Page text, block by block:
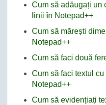
Cum să adăugați un
linii în Notepad++
Cum să mărești
Notepad++
Cum să faci două
Cum să faci textul
Notepad++
Cum să evidențiați